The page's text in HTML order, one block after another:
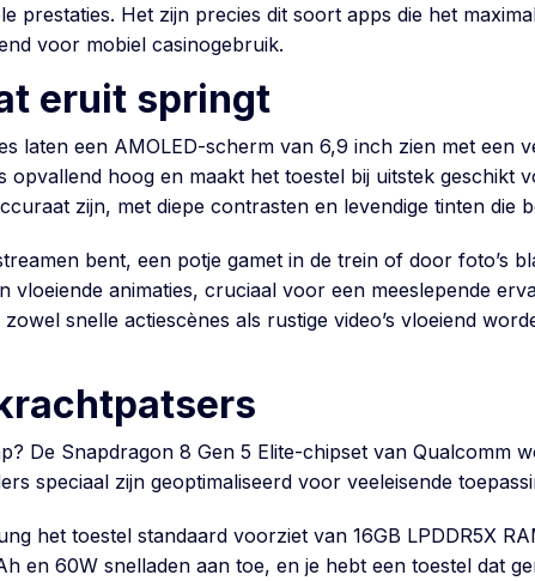
prestaties. Het zijn precies dit soort apps die het
voor mobiel casinogebruik.
eruit springt
laten een AMOLED-scherm van 6,9 inch zien met een
opvallend hoog en maakt het toestel bij uitstek
zijn, met diepe contrasten en levendige tinten die
bent, een potje gamet in de trein of door foto’s
vloeiende animaties, cruciaal voor een meeslepende
snelle actiescènes als rustige video’s vloeiend
De Snapdragon 8 Gen 5 Elite-chipset van Qualcomm
speciaal zijn geoptimaliseerd voor veeleisende
het toestel standaard voorziet van 16GB LPDDR5X
en 60W snelladen aan toe, en je hebt een toestel dat